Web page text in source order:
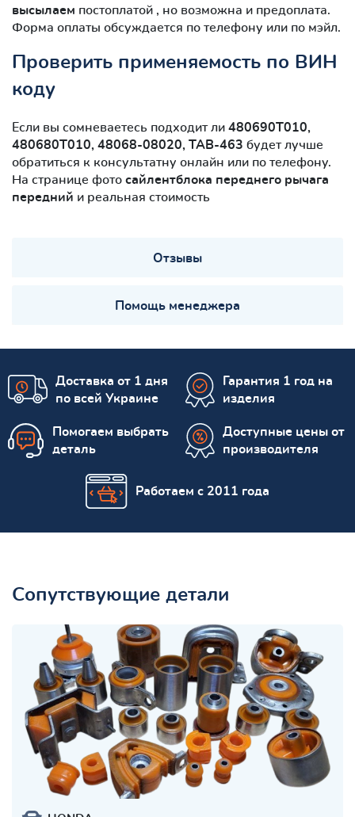
высылаем постоплатой , но возможна и предоплата.
Форма оплаты обсуждается по телефону или по мэйл.
Проверить применяемость по ВИН
коду
Если вы сомневаетесь подходит ли 480690T010,
480680T010, 48068-08020, TAB-463 будет лучше
обратиться к консультатну онлайн или по телефону.
На странице фото сайлентблокa переднего рычага
передний и реальная стоимость
Отзывы
Помощь менеджера
Доставка от 1 дня
по всей Украине
Гарантия 1 год на
изделия
Помогаем выбрать
деталь
Доступные цены от
производителя
Работаем с 2011 года
Сопутствующие детали